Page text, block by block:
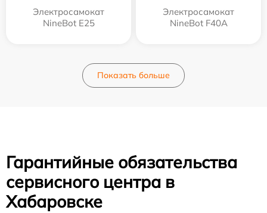
Электросамокат
NineBot E25
Электросамокат
NineBot F40A
Показать больше
Гарантийные обязательства
сервисного центра в
Хабаровске